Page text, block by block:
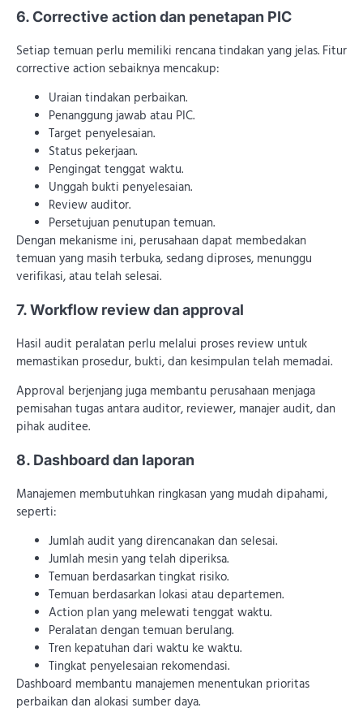
6. Corrective action dan penetapan PIC
Setiap temuan perlu memiliki rencana tindakan yang jelas. Fitur
corrective action sebaiknya mencakup:
Uraian tindakan perbaikan.
Penanggung jawab atau PIC.
Target penyelesaian.
Status pekerjaan.
Pengingat tenggat waktu.
Unggah bukti penyelesaian.
Review auditor.
Persetujuan penutupan temuan.
Dengan mekanisme ini, perusahaan dapat membedakan
temuan yang masih terbuka, sedang diproses, menunggu
verifikasi, atau telah selesai.
7. Workflow review dan approval
Hasil audit peralatan perlu melalui proses review untuk
memastikan prosedur, bukti, dan kesimpulan telah memadai.
Approval berjenjang juga membantu perusahaan menjaga
pemisahan tugas antara auditor, reviewer, manajer audit, dan
pihak auditee.
8. Dashboard dan laporan
Manajemen membutuhkan ringkasan yang mudah dipahami,
seperti:
Jumlah audit yang direncanakan dan selesai.
Jumlah mesin yang telah diperiksa.
Temuan berdasarkan tingkat risiko.
Temuan berdasarkan lokasi atau departemen.
Action plan yang melewati tenggat waktu.
Peralatan dengan temuan berulang.
Tren kepatuhan dari waktu ke waktu.
Tingkat penyelesaian rekomendasi.
Dashboard membantu manajemen menentukan prioritas
perbaikan dan alokasi sumber daya.